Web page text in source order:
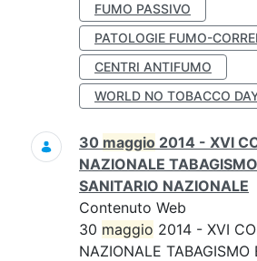
FUMO PASSIVO
PATOLOGIE FUMO-
CENTRI ANTIFUMO
WORLD NO TOBACCO
30 maggio 2014 - XVI
NAZIONALE
SANITARIO NAZIONALE
Contenuto Web
30 maggio 2014 - XVI
NAZIONALE TABAGISMO